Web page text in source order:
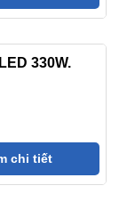
330W.
chi tiết